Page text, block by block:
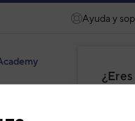
Ayuda y